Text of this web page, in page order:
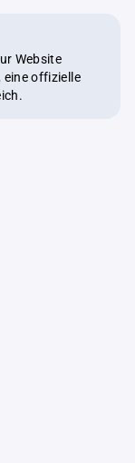
Website